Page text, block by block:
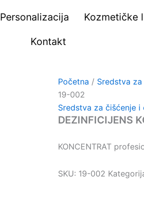
Personalizacija Kozmetičke
Kontakt
Početna / Sredstva
19-002
Sredstva za čišćenje
DEZINFICIJENS
KONCENTRAT
SKU: 19-002